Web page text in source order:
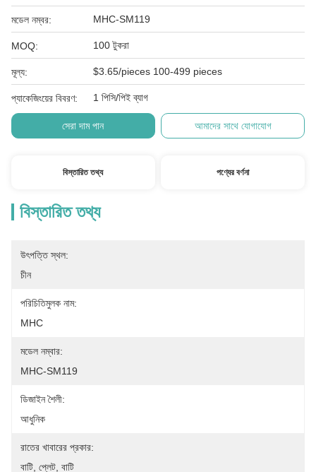
মডেল নম্বর: MHC-SM119
MOQ: 100 টুকরা
মূল্য: $3.65/pieces 100-499 pieces
প্যাকেজিংয়ের বিবরণ: 1 পিসি/পিই ব্যাগ
সেরা দাম পান আমাদের সাথে যোগাযোগ
বিস্তারিত তথ্য পণ্যের বর্ণনা
বিস্তারিত তথ্য
উৎপত্তি স্থল:
চীন
পরিচিতিমুলক নাম:
MHC
মডেল নম্বার:
MHC-SM119
ডিজাইন শৈলী:
আধুনিক
রাতের খাবারের প্রকার:
বাটি, প্লেট, বাটি